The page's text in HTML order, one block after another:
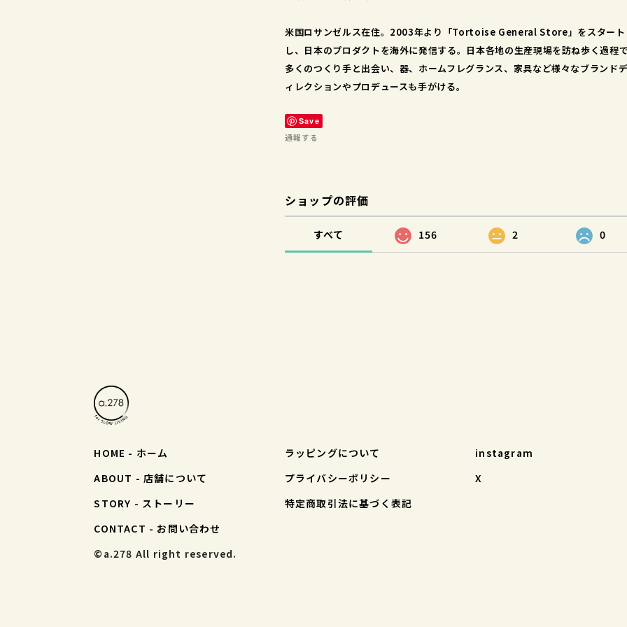
米国ロサンゼルス在住。2003年より「Tortoise General Store」をスタート
し、日本のプロダクトを海外に発信する。日本各地の生産現場を訪ね歩く過程
多くのつくり手と出会い、器、ホームフレグランス、家具など様々なブランド
ィレクションやプロデュースも手がける。
Save
通報する
ショップの評価
すべて 156 2 0
HOME - ホーム
ABOUT - 店舗について
STORY - ストーリー
CONTACT - お問い合わせ
©︎a.278 All right reserved.
ラッピングについて
プライバシーポリシー
特定商取引法に基づく表記
instagram
X